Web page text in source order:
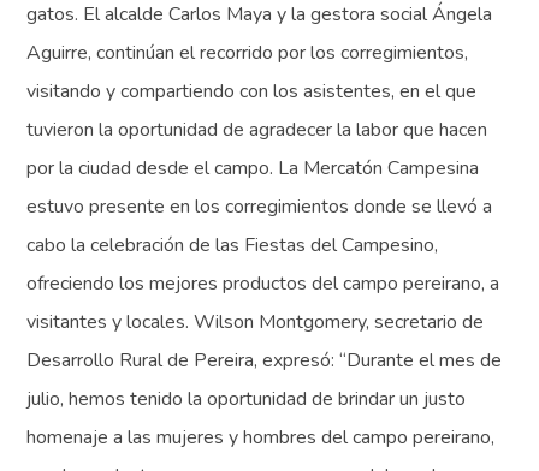
gatos. El alcalde Carlos Maya y la gestora social Ángela
Aguirre, continúan el recorrido por los corregimientos,
visitando y compartiendo con los asistentes, en el que
tuvieron la oportunidad de agradecer la labor que hacen
por la ciudad desde el campo. La Mercatón Campesina
estuvo presente en los corregimientos donde se llevó a
cabo la celebración de las Fiestas del Campesino,
ofreciendo los mejores productos del campo pereirano, a
visitantes y locales. Wilson Montgomery, secretario de
Desarrollo Rural de Pereira, expresó: “Durante el mes de
julio, hemos tenido la oportunidad de brindar un justo
homenaje a las mujeres y hombres del campo pereirano,